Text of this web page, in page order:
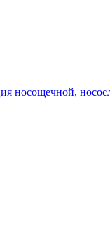
носощечной,